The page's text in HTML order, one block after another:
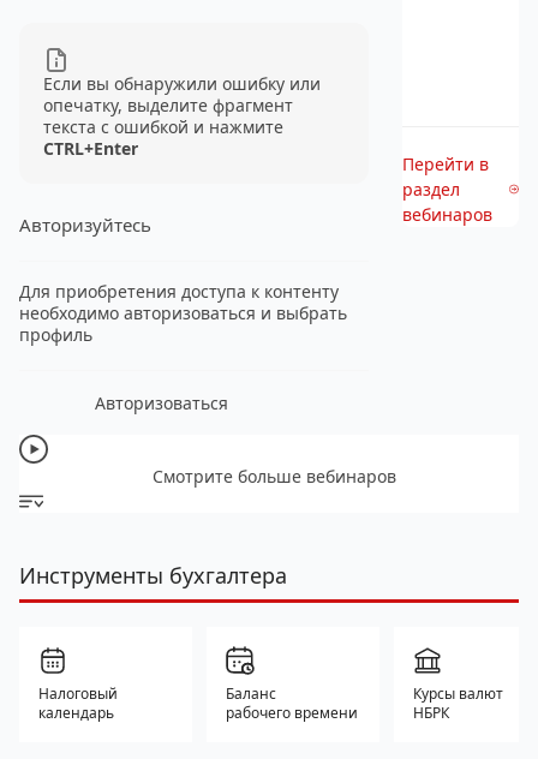
Если вы обнаружили ошибку или
опечатку, выделите фрагмент
текста с ошибкой и нажмите
CTRL+Enter
Авторизуйтесь
Для приобретения доступа к контенту
необходимо авторизоваться и выбрать
профиль
Авторизоваться
Перейти в
раздел
вебинаров
Смотрите больше вебинаров
Инструменты бухгалтера
Налоговый
календарь
Баланс
рабочего времени
Курсы валют
НБРК